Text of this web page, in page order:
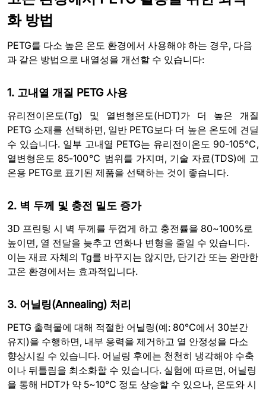
화 방법
PETG를 다소 높은 온도 환경에서 사용해야 하는 경우, 다음
과 같은 방법으로 내열성을 개선할 수 있습니다:
1. 고내열 개질 PETG 사용
유리전이온도(Tg) 및 열변형온도(HDT)가 더 높은 개질
PETG 소재를 선택하면, 일반 PETG보다 더 높은 온도에 견딜
수 있습니다. 일부 고내열 PETG는 유리전이온도 90-105℃,
열변형온도 85-100℃ 범위를 가지며, 기술 자료(TDS)에 고
온용 PETG로 표기된 제품을 선택하는 것이 좋습니다.
2. 벽 두께 및 충전 밀도 증가
3D 프린팅 시 벽 두께를 두껍게 하고 충전률을 80~100%로
높이면, 열 전달을 늦추고 연화나 변형을 줄일 수 있습니다.
이는 재료 자체의 Tg를 바꾸지는 않지만, 단기간 또는 완만한
고온 환경에서는 효과적입니다.
3. 어닐링(Annealing) 처리
PETG 출력물에 대해 적절한 어닐링(예: 80℃에서 30분간
유지)을 수행하면, 내부 응력을 제거하고 열 안정성을 다소
향상시킬 수 있습니다. 어닐링 후에는 천천히 냉각해야 수축
이나 뒤틀림을 최소화할 수 있습니다. 실험에 따르면, 어닐링
을 통해 HDT가 약 5~10℃ 정도 상승할 수 있으나, 온도와 시